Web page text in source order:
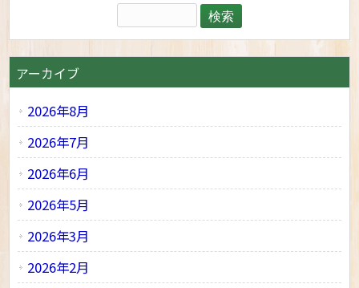
アーカイブ
2026年8月
2026年7月
2026年6月
2026年5月
2026年3月
2026年2月